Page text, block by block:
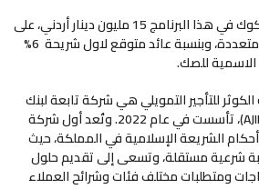
وتبلغ القيمة الاسمية للصكوك في هذا البرنامج 15 مليون دينار أردني، على
ان يتم إصدارها على شرائح متعددة، وبنسبة عائد متوقع لاول شريحة 6%
للصك.
للتأجير التمويلي هي شركة تابعة لبنك
الاستثمار العربي الأردني (AJIB)، تأسست في عام 2022. وتُعد أول شركة
الشريعة الإسلامية في المملكة، حيث
شرعية مستقلة، وتسعى إلى تقديم حلول
ومتطلبات مختلف فئات وشرائح العملاء